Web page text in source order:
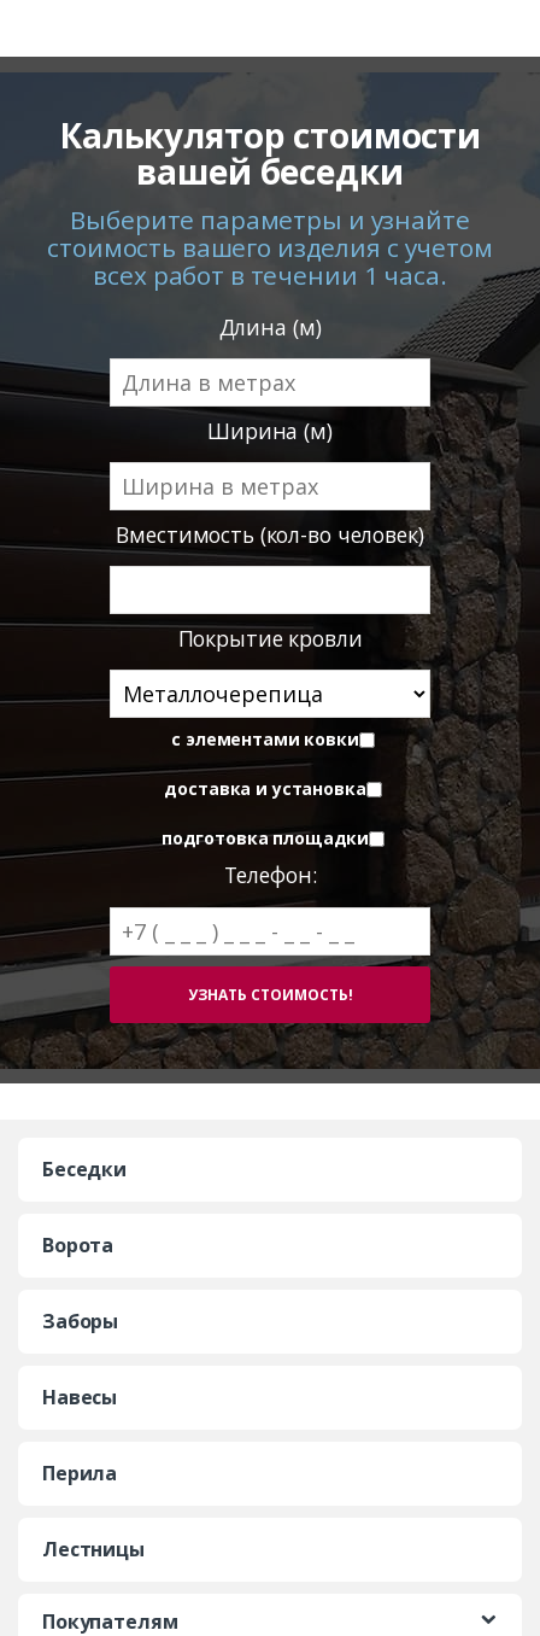
Калькулятор стоимости
вашей беседки
Выберите параметры и узнайте
стоимость вашего изделия с учетом
всех работ в течении 1 часа.
Длина (м)
Ширина (м)
Вместимость (кол-во человек)
Покрытие кровли
с элементами ковки
доставка и установка
подготовка площадки
Телефон:
Беседки
Ворота
Заборы
Навесы
Перила
Лестницы
Покупателям